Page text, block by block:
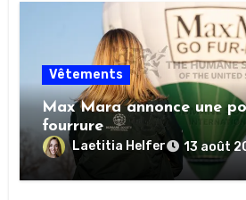
Vêtements
Max Mara annonce une
fourrure
Laetitia Helfer 13 août